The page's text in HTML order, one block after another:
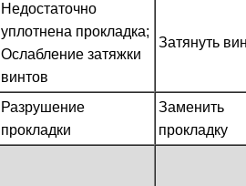
Недостаточно
уплотнена прокладка;
Ослабление затяжки
винтов
Затянуть
Разрушение
прокладки
Заменить
прокладку